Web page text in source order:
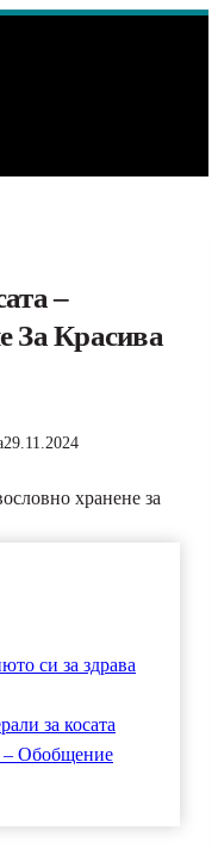
–
За Красива
29.11.2024
си за здрава
за косата
– Обобщение